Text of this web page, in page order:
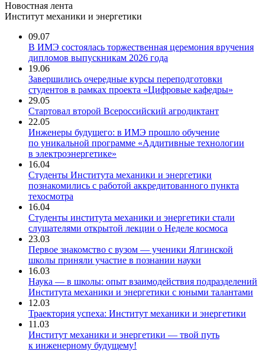
Новостная лента
Институт механики и энергетики
09.07
В ИМЭ состоялась торжественная церемония вручения
дипломов выпускникам 2026 года
19.06
Завершились очередные курсы переподготовки
студентов в рамках проекта «Цифровые кафедры»
29.05
Стартовал второй Всероссийский агродиктант
22.05
Инженеры будущего: в ИМЭ прошло обучение
по уникальной программе «Аддитивные технологии
в электроэнергетике»
16.04
Студенты Института механики и энергетики
познакомились с работой аккредитованного пункта
техосмотра
16.04
Студенты института механики и энергетики стали
слушателями открытой лекции о Неделе космоса
23.03
Первое знакомство с вузом — ученики Ялгинской
школы приняли участие в познании науки
16.03
Наука — в школы: опыт взаимодействия подразделений
Института механики и энергетики с юными талантами
12.03
Траектория успеха: Институт механики и энергетики
11.03
Институт механики и энергетики — твой путь
к инженерному будущему!